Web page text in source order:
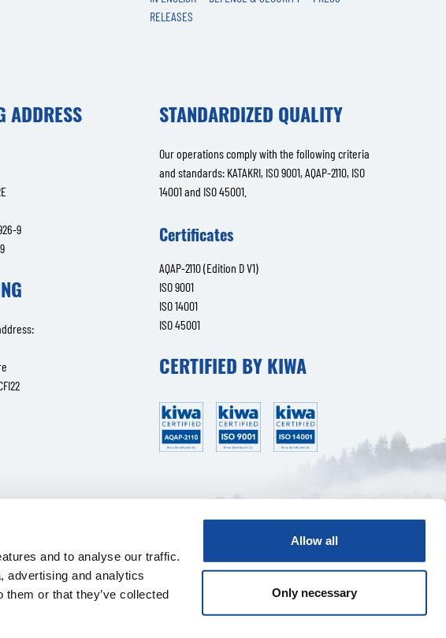
and to analyse our traffic.
advertising and analytics
or that they’ve collected
Allow all
Only necessary
RELEASES
ADDRESS
9
STANDARDIZED QUALITY
Our operations comply with the following criteria
and standards: KATAKRI, ISO 9001, AQAP-2110, ISO
14001 and ISO 45001.
Certificates
AQAP-2110 (Edition D V1)
ISO 9001
ISO 14001
ISO 45001
CERTIFIED BY KIWA